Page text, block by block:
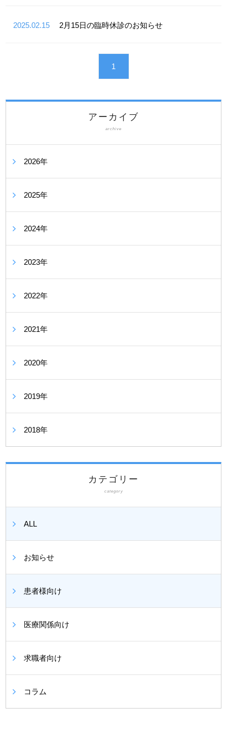
2025.02.15 2月15日の臨時休診のお知らせ
1
アーカイブ
archive
2026年
2025年
2024年
2023年
2022年
2021年
2020年
2019年
2018年
カテゴリー
category
ALL
お知らせ
患者様向け
医療関係向け
求職者向け
コラム